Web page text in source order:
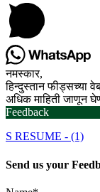
नमस्कार,
हिन्दुस्तान फीड्सच्या
अधिक माहिती जाणून
Feedback
S RESUME - (1)
Send us your